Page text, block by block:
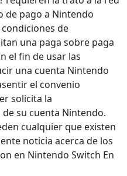
de pago a Nintendo
de
una paga sobre paga
el fin de usar las
una cuenta Nintendo
el convenio
solicita la
su cuenta Nintendo.
cualquier que existen
noticia acerca de los
en Nintendo Switch En